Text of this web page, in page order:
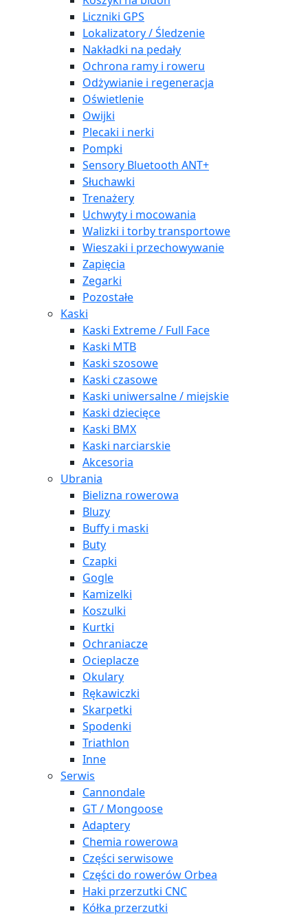
Liczniki GPS
Lokalizatory / Śledzenie
Nakładki na pedały
Ochrona ramy i roweru
Odżywianie i regeneracja
Oświetlenie
Owijki
Plecaki i nerki
Pompki
Sensory Bluetooth ANT+
Słuchawki
Trenażery
Uchwyty i mocowania
Walizki i torby transportowe
Wieszaki i przechowywanie
Zapięcia
Zegarki
Pozostałe
Kaski
Kaski Extreme / Full Face
Kaski MTB
Kaski szosowe
Kaski czasowe
Kaski uniwersalne / miejskie
Kaski dziecięce
Kaski BMX
Kaski narciarskie
Akcesoria
Ubrania
Bielizna rowerowa
Bluzy
Buffy i maski
Buty
Czapki
Gogle
Kamizelki
Koszulki
Kurtki
Ochraniacze
Ocieplacze
Okulary
Rękawiczki
Skarpetki
Spodenki
Triathlon
Inne
Serwis
Cannondale
GT / Mongoose
Adaptery
Chemia rowerowa
Części serwisowe
Części do rowerów Orbea
Haki przerzutki CNC
Kółka przerzutki